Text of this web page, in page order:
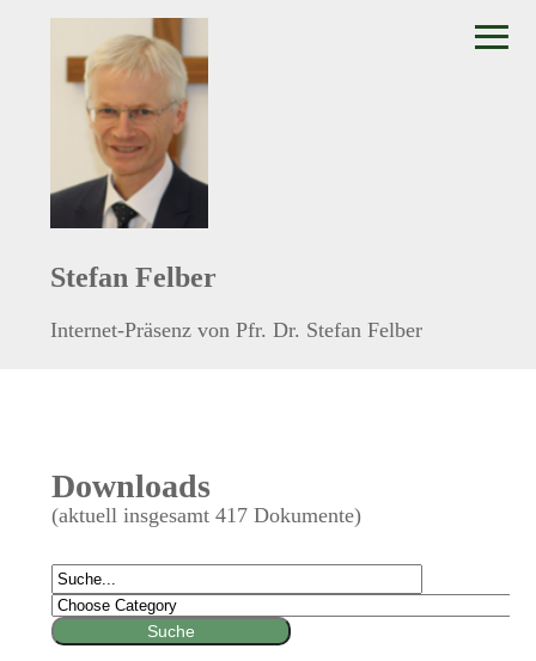
Stefan Felber
Internet-Präsenz von Pfr. Dr. Stefan Felber
Downloads
(aktuell insgesamt 417 Dokumente)
≡